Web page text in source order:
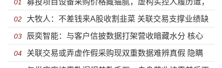
01
使用含氟防油剂警惕“毒”餐具——众鑫环保IPO
02 大牧人：不差钱来A股收割韭菜 关联交易支撑业绩缺
乏持续性业绩大幅下滑
03 辰奕智能：与客户信披数据打架营收暗藏水分 核心
产品价格下好友增资未披露价格实控人履历造假
04 关联交易或弄虚作假采购现双重数据难辨真假 隐瞒